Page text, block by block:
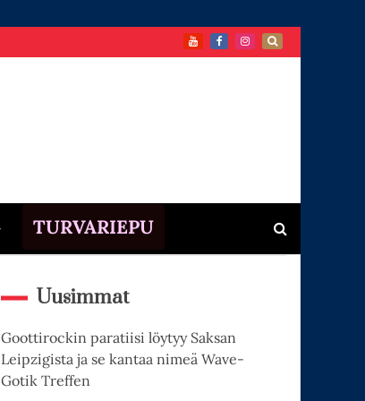
TURVARIEPU
Uusimmat
Goottirockin paratiisi löytyy Saksan
Leipzigista ja se kantaa nimeä Wave-
Gotik Treffen